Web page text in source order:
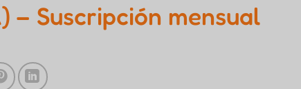
– Suscripción mensual